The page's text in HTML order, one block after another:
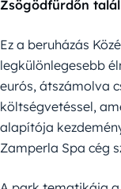
Zsögödfürdőn
Ez a beruházás
legkülönlegesebb
eurós, átszámolva
költségvetéssel,
alapítója
Zamperla Spa cég